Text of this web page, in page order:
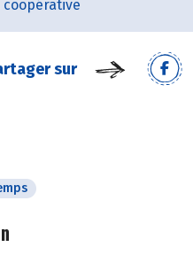
coopérative
sur